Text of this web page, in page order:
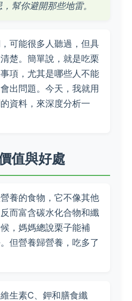
幫你避開那些地雷。
可能很多人聽過，但具
楚。簡單說，就是吃栗
項，尤其是哪些人不能
出問題。今天，我就用
資料，來深度分析一
值與好處
養的食物，它不像其他
而富含碳水化合物和纖
，媽媽總說栗子能補
但營養歸營養，吃多了
生素C、鉀和膳食纖